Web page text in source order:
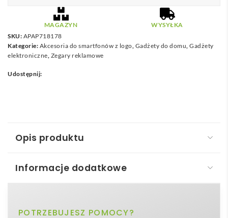
MAGAZYN
WYSYŁKA
SKU: APAP718178
Kategorie: Akcesoria do smartfonów z logo, Gadżety do domu, Gadżety
elektroniczne, Zegary reklamowe
Udostępnij:
Opis produktu
zegar ścienny z pianki PVC, który pozwala w pełni
Informacje dodatkowe
Kolor biały
POTRZEBUJESZ POMOCY?